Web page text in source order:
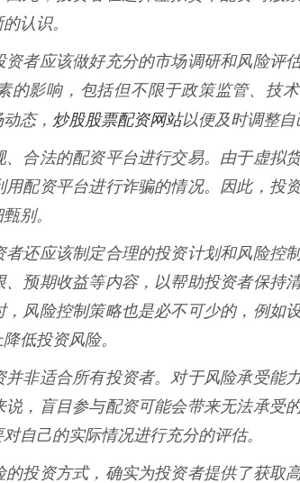
认识。
者应该做好充分的市场调研和风险评
的影响，包括但不限于政策监管、技
态， 炒股股票配资网站以便及时调整自
合法的配资平台进行交易。由于虚拟
配资平台进行诈骗的情况。因此，投
别。
还应该制定合理的投资计划和风险控
预期收益等内容，以帮助投资者保持
，风险控制策略也是必不可少的，例如
低投资风险。
非适合所有投资者。对于风险承受能
说，盲目参与配资可能会带来无法承受
自己的实际情况进行充分的评估。
投资方式，确实为投资者提供了获取